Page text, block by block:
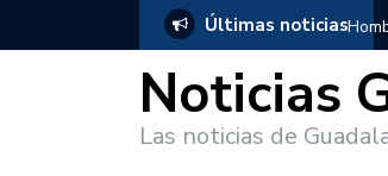
Últimas noticias
salió de los separos sin lesiones graves
Noticias
Las noticias de